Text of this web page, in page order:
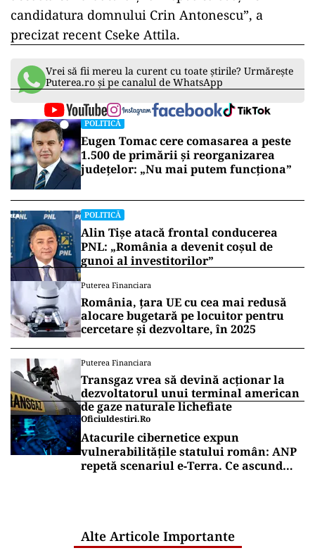
candidatura domnului Crin Antonescu”, a
precizat recent Cseke Attila.
Vrei să fii mereu la curent cu toate știrile? Urmărește
Puterea.ro și pe canalul de WhatsApp
POLITICĂ
Eugen Tomac cere comasarea a peste
1.500 de primării și reorganizarea
județelor: „Nu mai putem funcționa”
POLITICĂ
Alin Tișe atacă frontal conducerea
PNL: „România a devenit coșul de
gunoi al investitorilor”
Puterea Financiara
România, țara UE cu cea mai redusă
alocare bugetară pe locuitor pentru
cercetare și dezvoltare, în 2025
Puterea Financiara
Transgaz vrea să devină acționar la
dezvoltatorul unui terminal american
de gaze naturale lichefiate
Oficiuldestiri.ro
Atacurile cibernetice expun
vulnerabilitățile statului român: ANP
repetă scenariul e‑Terra. Ce ascund
Alte Articole Importante